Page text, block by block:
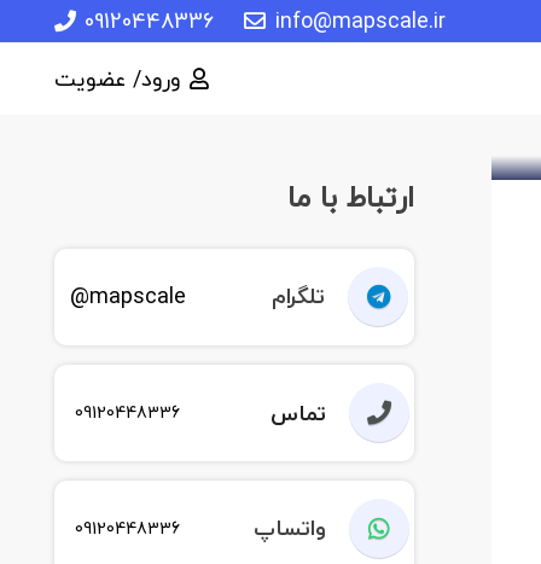
info@mapscale.ir
09120448336
ورود/ عضویت
ارتباط با ما
تلگرام mapscale@
تماس 09120448336
واتساپ 09120448336